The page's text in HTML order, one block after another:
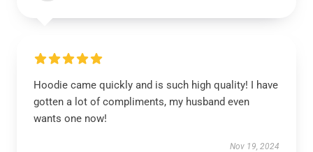
Hoodie came quickly and is such high quality! I have
gotten a lot of compliments, my husband even
wants one now!
Nov 19, 2024